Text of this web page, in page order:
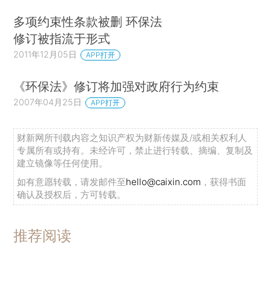
多项约束性条款被删 环保法
修订被指流于形式
2011年12月05日 APP打开
《环保法》修订将加强对政府行为约束
2007年04月25日 APP打开
财新网所刊载内容之知识产权为财新传媒及/或相关权利人
专属所有或持有。未经许可，禁止进行转载、摘编、复制及
建立镜像等任何使用。
如有意愿转载，请发邮件至hello@caixin.com ，获得书面
确认及授权后，方可转载。
推荐阅读